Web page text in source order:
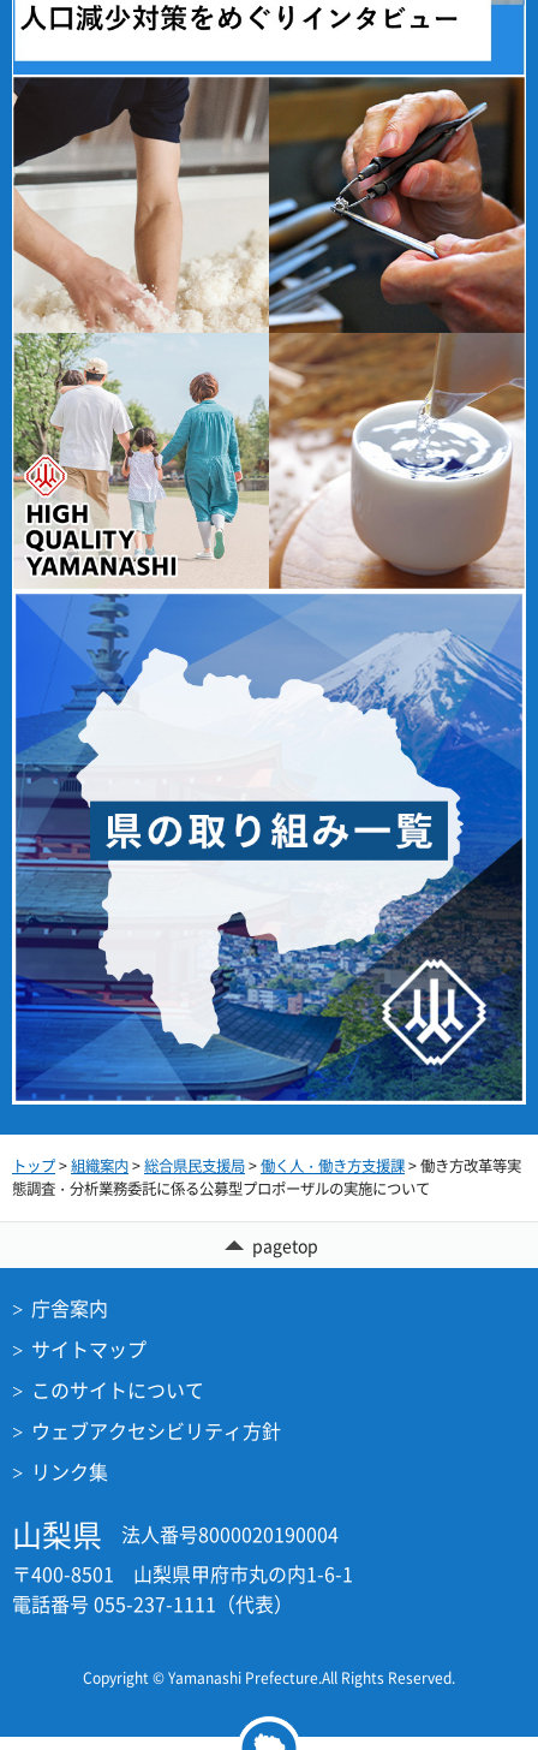
トップ>組織案内>総合県民支援局>働く人・働き方支援課> 働き方改革等実
態調査・分析業務委託に係る公募型プロポーザルの実施について
pagetop
庁舎案内
サイトマップ
このサイトについて
ウェブアクセシビリティ方針
リンク集
山梨県
法人番号8000020190004
〒400-8501 山梨県甲府市丸の内1-6-1
電話番号 055-237-1111（代表）
Copyright © Yamanashi Prefecture.All Rights Reserved.